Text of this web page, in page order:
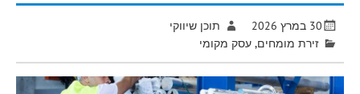
30 במרץ 2026
תוכן שיווקי
זירת מומחים,עסק מקומי